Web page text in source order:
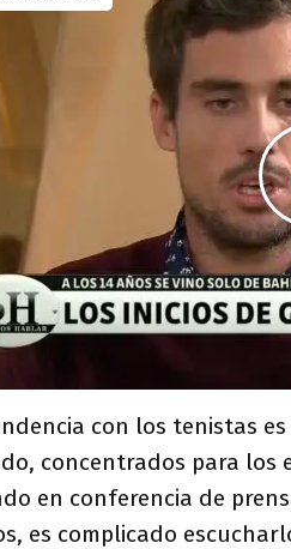
con los tenistas
concentrados para los
en conferencia de
es complicado